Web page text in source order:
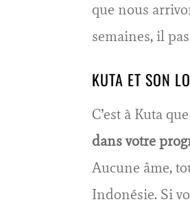
que nous
semaines, il
KUTA ET SON
C’est à Kuta
dans votre
Aucune âme,
Indonésie. Si